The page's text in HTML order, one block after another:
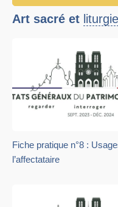
Art sacré et liturgie
Fiche pratique n°8 :
l’affectataire